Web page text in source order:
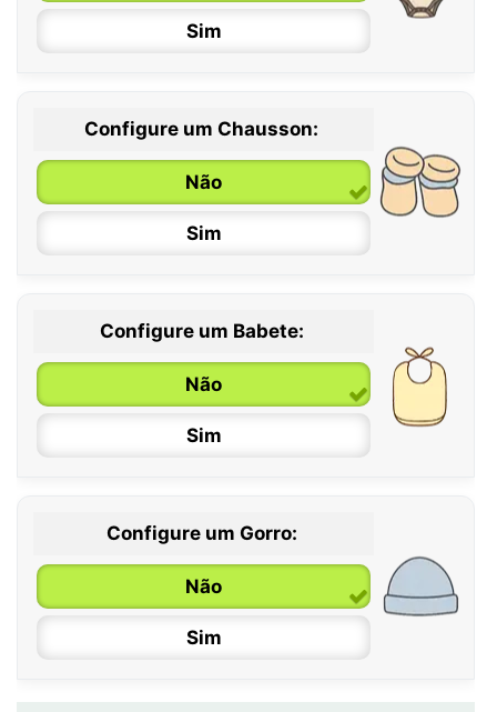
Sim
0 / 6 meses
6 / 12 meses
12 / 18 meses
Configure um Chausson:
Não
Sim
Configure um Babete:
Não
Sim
Configure um Gorro:
Não
Sim